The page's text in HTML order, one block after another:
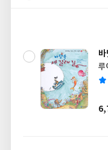
글
쓴
루
출
사
평
가